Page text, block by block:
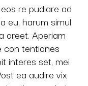
re pudiare ad
eu, harum simul
oreet. Aperiam
con tentiones
interes set, mei
ea audire vix